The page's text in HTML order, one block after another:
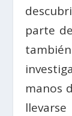
parte
manos